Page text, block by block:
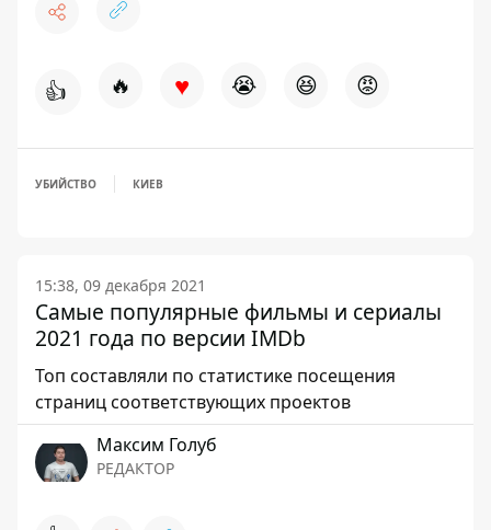
👍 🔥 ♥ 😭 😆 😡
УБИЙСТВО КИЕВ
15:38, 09 декабря 2021
Самые популярные фильмы и сериалы
2021 года по версии IMDb
Топ составляли по статистике посещения
страниц соответствующих проектов
Максим Голуб
РЕДАКТОР